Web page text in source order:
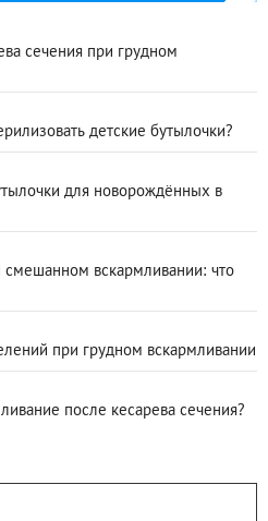
сечения при грудном
детские бутылочки?
для новорождённых в
вскармливании: что
при грудном вскармливании
после кесарева сечения?